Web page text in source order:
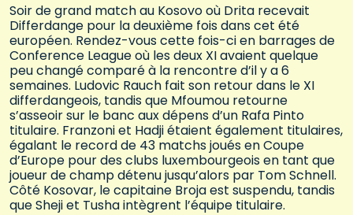
Soir de grand match au Kosovo où Drita recevait
Differdange pour la deuxième fois dans cet été
européen. Rendez-vous cette fois-ci en barrages de
Conference League où les deux XI avaient quelque
peu changé comparé à la rencontre d’il y a 6
semaines. Ludovic Rauch fait son retour dans le XI
differdangeois, tandis que Mfoumou retourne
s’asseoir sur le banc aux dépens d’un Rafa Pinto
titulaire. Franzoni et Hadji étaient également titulaires,
égalant le record de 43 matchs joués en Coupe
d’Europe pour des clubs luxembourgeois en tant que
joueur de champ détenu jusqu’alors par Tom Schnell.
Côté Kosovar, le capitaine Broja est suspendu, tandis
que Sheji et Tusha intègrent l’équipe titulaire.